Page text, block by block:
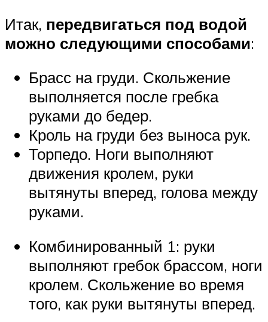
Итак, передвигаться под водой
можно следующими способами:
Брасс на груди. Скольжение
выполняется после гребка
руками до бедер.
Кроль на груди без выноса рук.
Торпедо. Ноги выполняют
движения кролем, руки
вытянуты вперед, голова между
руками.
Комбинированный 1: руки
выполняют гребок брассом, ноги
кролем. Скольжение во время
того, как руки вытянуты вперед.